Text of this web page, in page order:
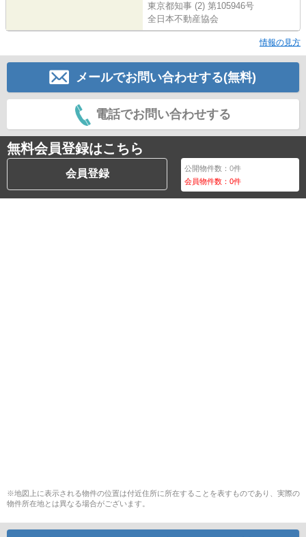
東京都知事 (2) 第105946号
全日本不動産協会
情報の見方
メールでお問い合わせする(無料)
電話でお問い合わせする
無料会員登録はこちら
会員登録 公開物件数：0件
会員物件数：0件
※地図上に表示される物件の位置は付近住所に所在することを表すものであり、実際の
物件所在地とは異なる場合がございます。